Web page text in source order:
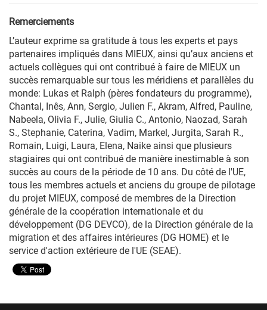
Remerciements
L’auteur exprime sa gratitude à tous les experts et pays
partenaires impliqués dans MIEUX, ainsi qu’aux anciens et
actuels collègues qui ont contribué à faire de MIEUX un
succès remarquable sur tous les méridiens et parallèles du
monde: Lukas et Ralph (pères fondateurs du programme),
Chantal, Inês, Ann, Sergio, Julien F., Akram, Alfred, Pauline,
Nabeela, Olivia F., Julie, Giulia C., Antonio, Naozad, Sarah
S., Stephanie, Caterina, Vadim, Markel, Jurgita, Sarah R.,
Romain, Luigi, Laura, Elena, Naike ainsi que plusieurs
stagiaires qui ont contribué de manière inestimable à son
succès au cours de la période de 10 ans. Du côté de l'UE,
tous les membres actuels et anciens du groupe de pilotage
du projet MIEUX, composé de membres de la Direction
générale de la coopération internationale et du
développement (DG DEVCO), de la Direction générale de la
migration et des affaires intérieures (DG HOME) et le
service d'action extérieure de l'UE (SEAE).